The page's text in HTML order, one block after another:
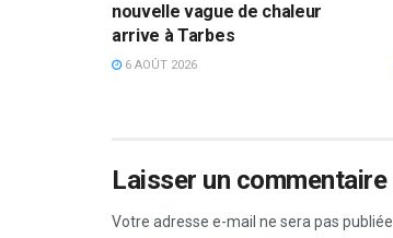
nouvelle vague de chaleur
arrive à Tarbes
6 AOÛT 2026
Laisser un commentaire
Votre adresse e-mail ne sera pas publiée.